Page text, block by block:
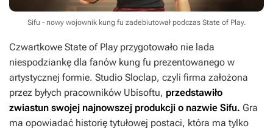
Sifu - nowy wojownik kung fu zadebiutował podczas State of Play.
Czwartkowe State of Play przygotowało nie lada
niespodziankę dla fanów kung fu prezentowanego w
artystycznej formie. Studio Sloclap, czyli firma założona
przez byłych pracowników Ubisoftu, przedstawiło
zwiastun swojej najnowszej produkcji o nazwie Sifu. Gra
ma opowiadać historię tytułowej postaci, która ma tylko